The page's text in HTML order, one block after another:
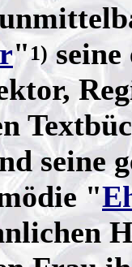
"1) seine
seine
"